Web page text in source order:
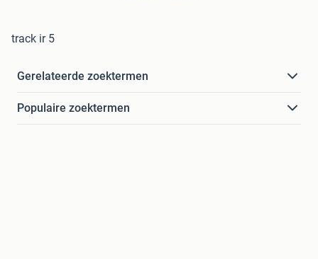
track ir 5
Gerelateerde zoektermen
Populaire zoektermen